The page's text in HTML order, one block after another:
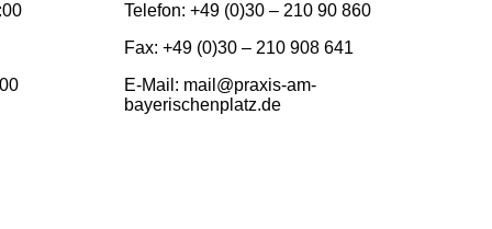
Telefon: +49 (0)30 – 210 90 860
Fax: +49 (0)30 – 210 908 641
E-Mail: mail@praxis-am-
bayerischenplatz.de